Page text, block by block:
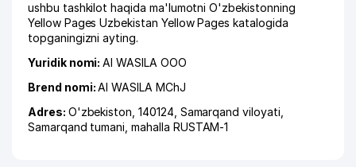
ushbu tashkilot haqida ma'lumotni O'zbekistonning
Yellow Pages Uzbekistan Yellow Pages katalogida
topganingizni ayting.
Yuridik nomi:Al WASILA ООО
Brend nomi:Al WASILA MChJ
Adres: O'zbekiston, 140124, Samarqand viloyati
Samarqand tumani ,mahalla RUSTAM-1